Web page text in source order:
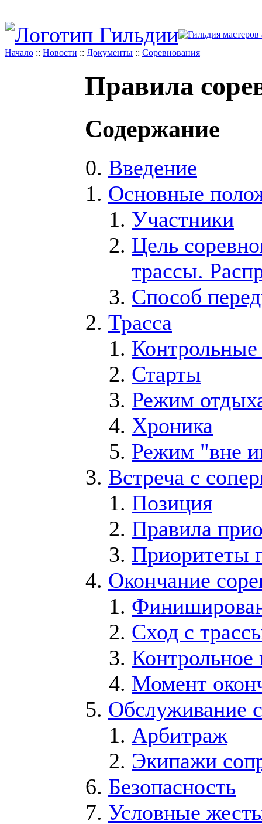
Начало :: Новости :: Документы :: Соревнования
Правила
Содержание
Введение
Основные
Участники
Цель
трассы.
Способ
Трасса
Старты
Режим
Хроника
Режим "вне
Встреча с
Позиция
Правила
Приоритеты
Окончание
Сход с
Момент
Обслуживание
Арбитраж
Экипажи
Безопасность
Условные